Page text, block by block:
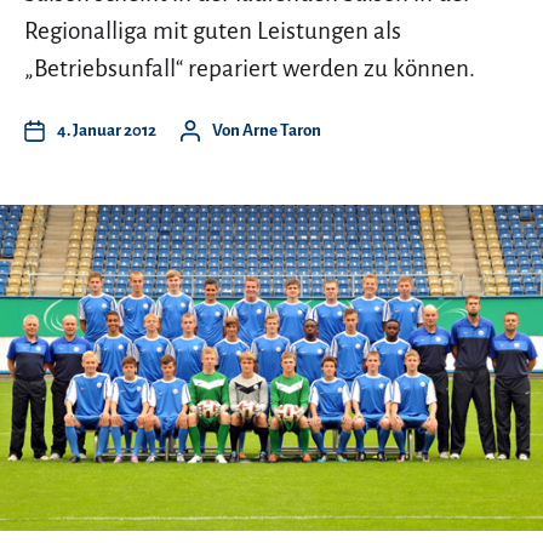
Regionalliga mit guten Leistungen als
„Betriebsunfall“ repariert werden zu können.
4. Januar 2012 Von Arne Taron